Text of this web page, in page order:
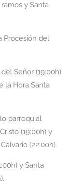
y Santa
Procesión del
Señor (19:00h)
la Hora Santa
parroquial
(19:00h) y
(22:00h).
y Santa